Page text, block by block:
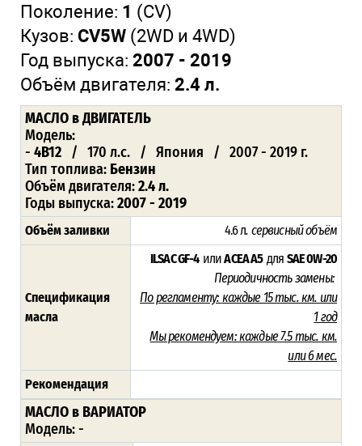
Поколение: 1 (CV)
Кузов: CV5W (2WD и 4WD)
Год выпуска: 2007 - 2019
Объём двигателя: 2.4 л.
МАСЛО в ДВИГАТЕЛЬ
Модель:
- 4B12 / 170 л.с. / Япония / 2007 - 2019 г.
Тип топлива: Бензин
Объём двигателя:2.4 л.
Годы выпуска:2007 - 2019
Объём заливки 4.6 л. сервисный объём
Спецификация
масла
ILSAC GF-4 илиACEA A5 для SAE 0W-20
Периодичность замены:
По регламенту: каждые 15 тыс. км. или
1 год
Мы рекомендуем: каждые 7.5 тыс. км.
или 6 мес.
Рекомендация
МАСЛО в ВАРИАТОР
Модель: -